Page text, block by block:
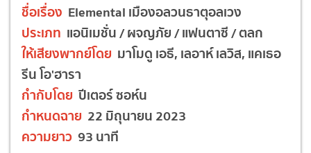
ชื่อเรื่อง Elemental เมืองอลวนธาตุอลเวง
ประเภท แอนิเมชั่น / ผจญภัย / แฟนตาซี / ตลก
ให้เสียงพากย์โดย มาโมดู เอธี, เลอาห์ เลวิส, แคเธอ
รีน โอ'ฮารา
กำกับโดย ปีเตอร์ ซอห์น
กำหนดฉาย 22 มิถุนายน 2023
ความยาว 93 นาที